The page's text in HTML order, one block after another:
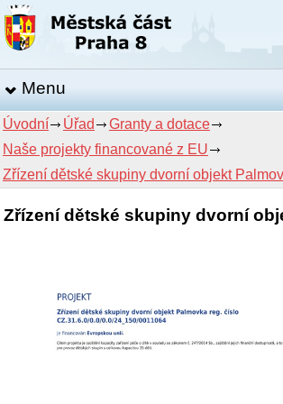
Menu
Úvodní Úřad
Granty a dotace
Naše projekty financované z EU
Zřízení dětské skupiny dvorní objekt
Zřízení dětské skupiny dvorní